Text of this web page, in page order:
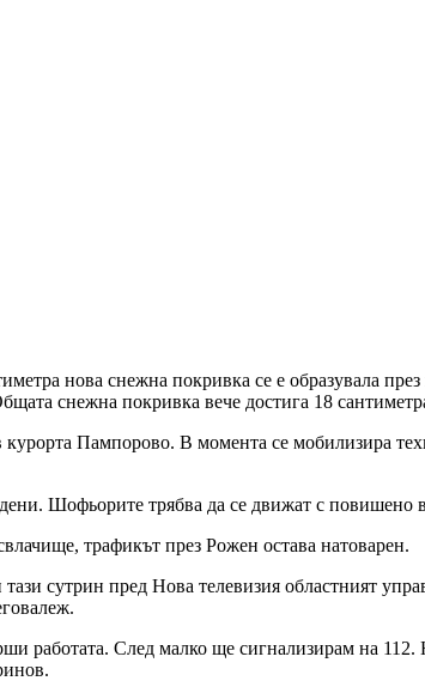
нова снежна покривка се е образувала
снежна покривка вече достига 18
Пампорово. В момента се мобилизира
Шофьорите трябва да се движат с повишено
трафикът през Рожен остава натоварен.
сутрин пред Нова телевизия областният
работата. След малко ще сигнализирам на